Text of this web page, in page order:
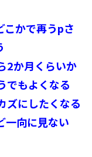
こかで再うpさ
2か月くらいか
でもよくなる
ズにしたくなる
一向に見ない